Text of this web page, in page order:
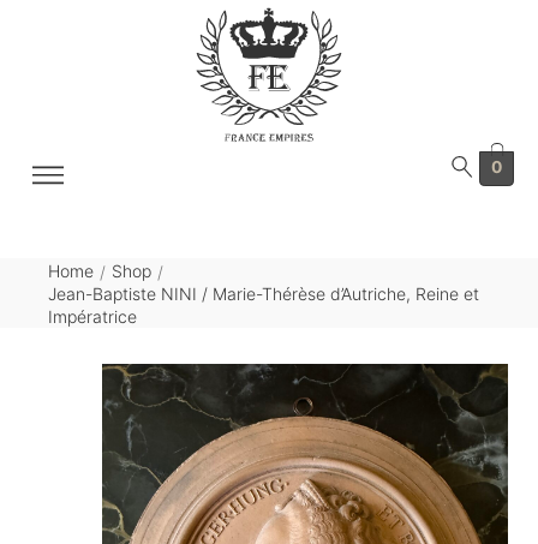
0
Home / Shop /
Jean-Baptiste NINI / Marie-Thérèse d’Autriche, Reine et
Impératrice